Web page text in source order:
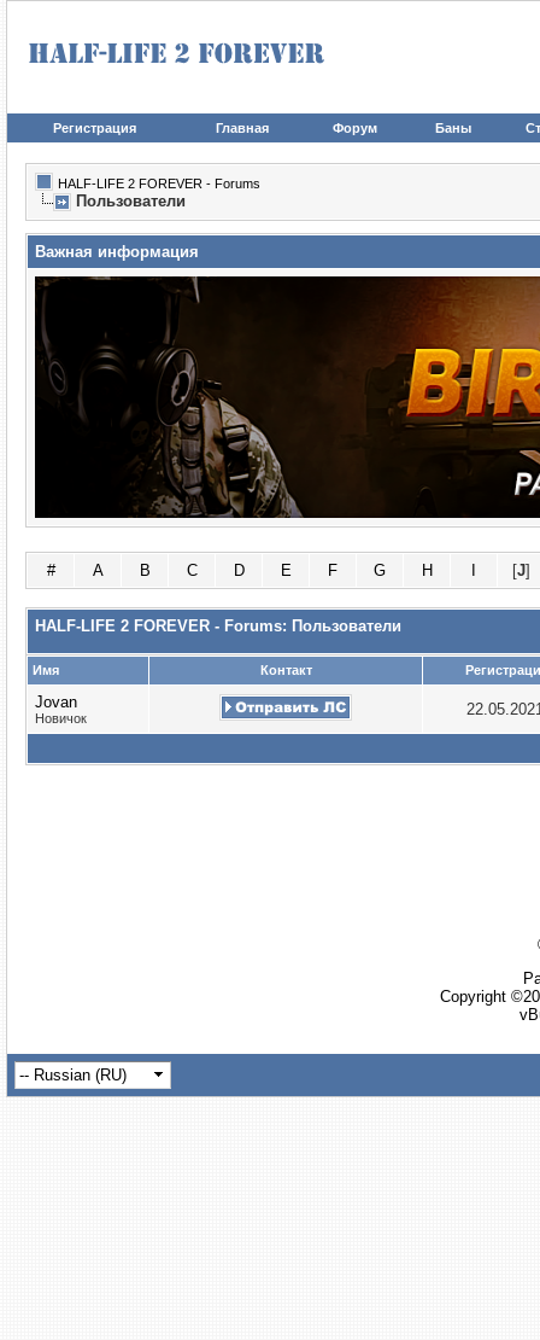
Регистрация Главная Форум Баны
HALF-LIFE 2 FOREVER - Forums
Пользователи
Важная информация
# A B C D E F G H [J]
HALF-LIFE 2 FOREVER - Forums: Пользователи
Имя Контакт
Jovan
Новичок
Copyright